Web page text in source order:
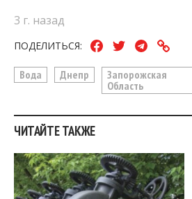
3 г. назад
ПОДЕЛИТЬСЯ:
Вода Днепр
Запорожская
Область
ЧИТАЙТЕ ТАКЖЕ